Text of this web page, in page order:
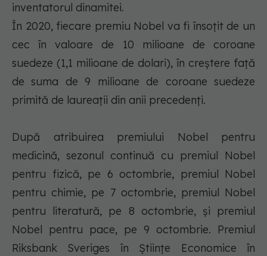
inventatorul dinamitei.
În 2020, fiecare premiu Nobel va fi însoţit de un
cec în valoare de 10 milioane de coroane
suedeze (1,1 milioane de dolari), în creştere faţă
de suma de 9 milioane de coroane suedeze
primită de laureaţii din anii precedenţi.
După atribuirea premiului Nobel pentru
medicină, sezonul continuă cu premiul Nobel
pentru fizică, pe 6 octombrie, premiul Nobel
pentru chimie, pe 7 octombrie, premiul Nobel
pentru literatură, pe 8 octombrie, şi premiul
Nobel pentru pace, pe 9 octombrie. Premiul
Riksbank Sveriges în Ştiinţe Economice în